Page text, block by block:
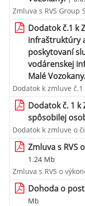
Zmluva s RVS Group
Dodatok č.1 k
infraštruktúry
poskytovaní
vodárenskej
Malé Vozokany.
Dodatok k zmluve
Dodatok č. 1
spôsobilej
Dodatok k zmluve o
Zmluva s RVS
1.24 Mb
Zmluva s RVS o
Dohoda o
Mb